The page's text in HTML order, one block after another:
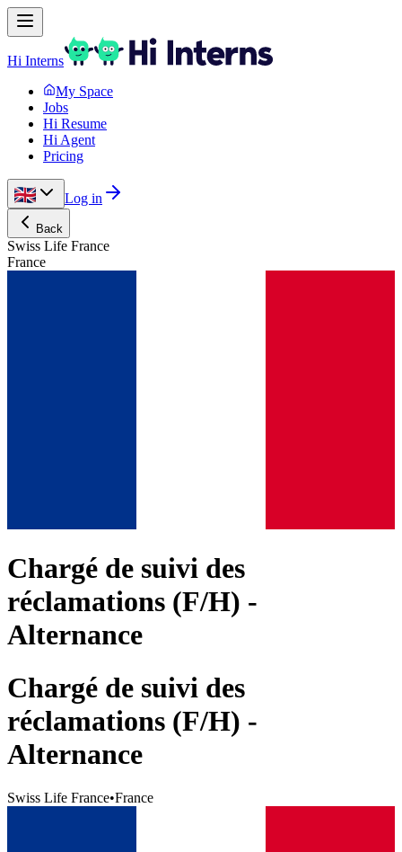
Hi Interns
My Space
Jobs
Hi Resume
Hi Agent
Pricing
Log in
Back
Swiss Life France
France
Chargé de suivi des
réclamations (F/H) -
Alternance
Chargé de suivi des
réclamations (F/H) -
Alternance
Swiss Life France•France